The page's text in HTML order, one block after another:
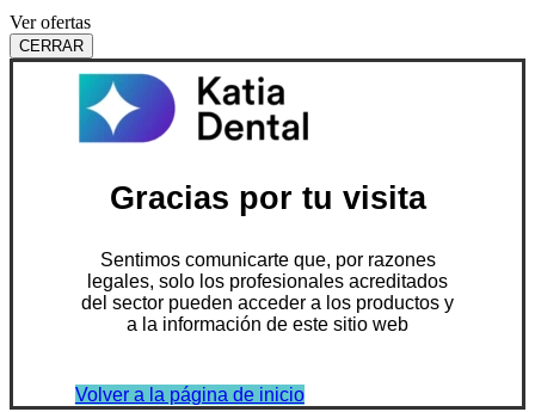
Ver ofertas
CERRAR
Gracias por tu visita
Sentimos comunicarte que, por razones
legales, solo los profesionales acreditados
del sector pueden acceder a los productos y
a la información de este sitio web
Volver a la página de inicio